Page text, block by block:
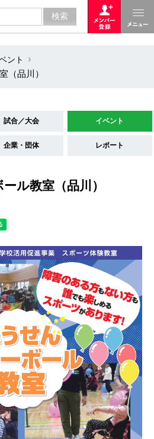
ント
（品川）
試合／大会 イベント
企業・団体 レポート
ル教室（品川）